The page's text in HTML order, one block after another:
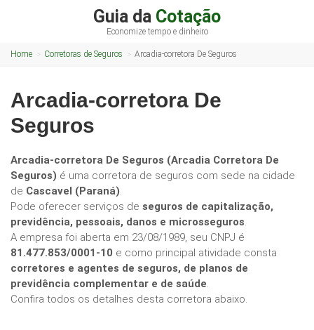
Guia da Cotação
Economize tempo e dinheiro
Home Corretoras de Seguros Arcadia-corretora De Seguros
Arcadia-corretora De
Seguros
Arcadia-corretora De Seguros (Arcadia Corretora De
Seguros) é uma corretora de seguros com sede na cidade
de Cascavel (Paraná).
Pode oferecer serviços de seguros de capitalização,
previdência, pessoais, danos e microsseguros.
A empresa foi aberta em 23/08/1989, seu CNPJ é
81.477.853/0001-10 e como principal atividade consta
corretores e agentes de seguros, de planos de
previdência complementar e de saúde.
Confira todos os detalhes desta corretora abaixo.